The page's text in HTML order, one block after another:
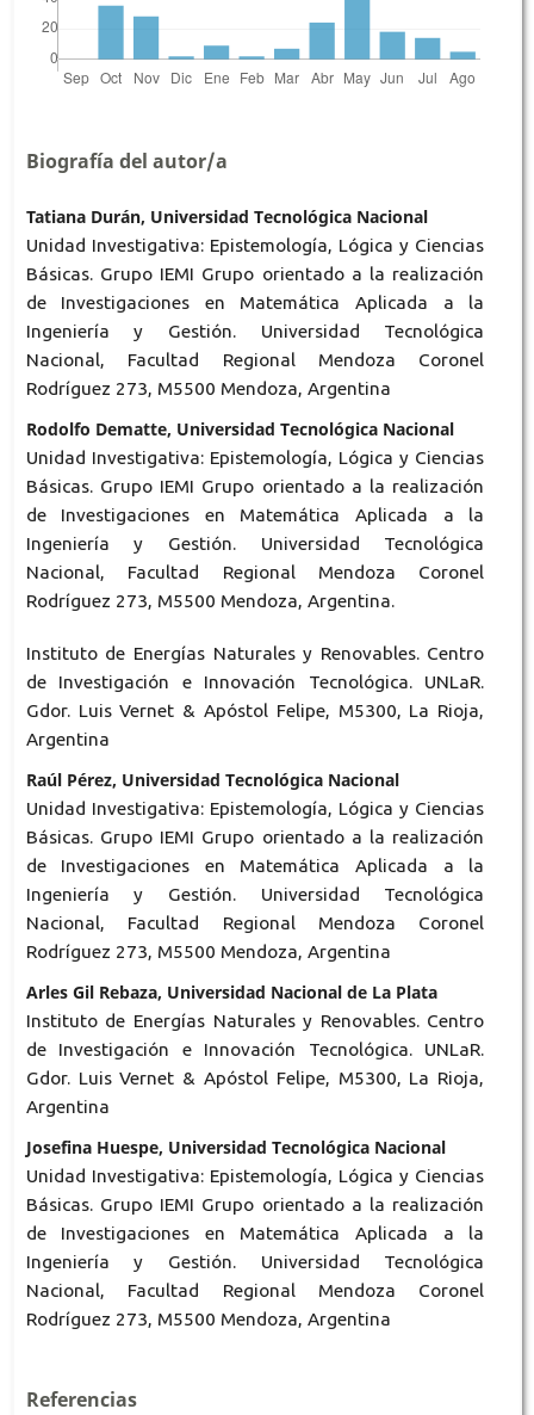
Biografía del autor/a
Tatiana Durán, Universidad Tecnológica Nacional
Unidad Investigativa: Epistemología, Lógica y Ciencias
Básicas. Grupo IEMI Grupo orientado a la realización
de Investigaciones en Matemática Aplicada a la
Ingeniería y Gestión. Universidad Tecnológica
Nacional, Facultad Regional Mendoza Coronel
Rodríguez 273, M5500 Mendoza, Argentina
Rodolfo Dematte, Universidad Tecnológica Nacional
Unidad Investigativa: Epistemología, Lógica y Ciencias
Básicas. Grupo IEMI Grupo orientado a la realización
de Investigaciones en Matemática Aplicada a la
Ingeniería y Gestión. Universidad Tecnológica
Nacional, Facultad Regional Mendoza Coronel
Rodríguez 273, M5500 Mendoza, Argentina.
Instituto de Energías Naturales y Renovables. Centro
de Investigación e Innovación Tecnológica. UNLaR.
Gdor. Luis Vernet & Apóstol Felipe, M5300, La Rioja,
Argentina
Raúl Pérez, Universidad Tecnológica Nacional
Unidad Investigativa: Epistemología, Lógica y Ciencias
Básicas. Grupo IEMI Grupo orientado a la realización
de Investigaciones en Matemática Aplicada a la
Ingeniería y Gestión. Universidad Tecnológica
Nacional, Facultad Regional Mendoza Coronel
Rodríguez 273, M5500 Mendoza, Argentina
Arles Gil Rebaza, Universidad Nacional de La Plata
Instituto de Energías Naturales y Renovables. Centro
de Investigación e Innovación Tecnológica. UNLaR.
Gdor. Luis Vernet & Apóstol Felipe, M5300, La Rioja,
Argentina
Josefina Huespe, Universidad Tecnológica Nacional
Unidad Investigativa: Epistemología, Lógica y Ciencias
Básicas. Grupo IEMI Grupo orientado a la realización
de Investigaciones en Matemática Aplicada a la
Ingeniería y Gestión. Universidad Tecnológica
Nacional, Facultad Regional Mendoza Coronel
Rodríguez 273, M5500 Mendoza, Argentina
Referencias